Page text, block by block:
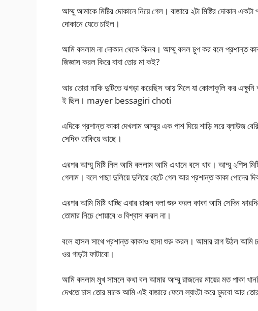
আম্মু আমাকে মিষ্টির দোকানে নিয়ে গেল। বাজারে ২টা মিষ্টির দোকান
দোকানে যেতে চাইল।
আমি বললাম না দোকান থেকে কিনব। আম্মু বলল চুপ কর বলে প্রশান্ত
জিজ্ঞাস করল কিরে বাবা তোর মা কই?
আর তোরা নাকি দুটিতে ঝগড়া করেছিস আয় মিলে যা কোলাকুলি কর এক্ষুনি
ই ছিল। mayer bessagiri choti
এদিকে প্রশান্ত কাকা দেখলাম আম্মুর এক পাশ দিয়ে শাড়ি সরে ব্লাউজ
সেদিক তাকিয়ে আছে।
এরপর আম্মু মিষ্টি নিল আমি বললাম আমি এখানে বসে খাব। আম্মু ২পিস
গেলাম। বলে পাছা দুলিয়ে দুলিয়ে হেটে গেল আর প্রশান্ত কাকা পোদের
এরপর আমি মিষ্টি খাচ্ছি এবার রাজন বলা শুরু করল কাকা আমি সেদিন
তোমার নিচে শোয়াবে ও বিশ্বাস করল না।
বলে হাসল সাথে প্রশান্ত কাকাও হাসা শুরু করল। আমার রাগ উঠল আমি
ওর গাড়টা ফাটাবো।
আমি বললাম মুখ সামলে কথা বল আমার আম্মু রাজনের মায়ের মত পাকা
দেখতে চাস তোর মাকে আমি এই বাজারে ফেলে ল্যাংটা করে চুদবো আর